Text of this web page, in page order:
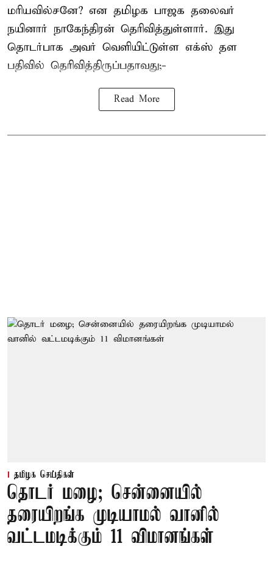
மரியவில்சனே? என தமிழக பாஜக தலைவர்
நயினார் நாகேந்திரன் தெரிவித்துள்ளார். இது
தொடர்பாக அவர் வெளியிட்டுள்ள எக்ஸ் தள
பதிவில் தெரிவித்திருப்பதாவது;-
Read More
தமிழக செய்திகள்
தொடர் மழை; சென்னையில்
தரையிறங்க முடியாமல் வானில்
வட்டமடிக்கும் 11 விமானங்கள்